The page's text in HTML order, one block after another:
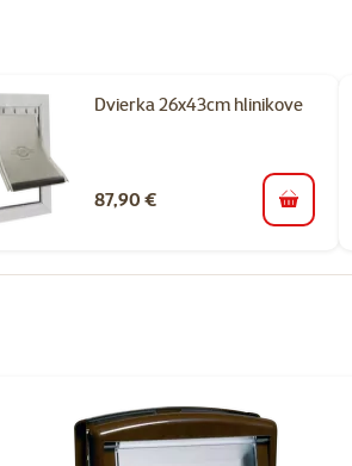
Dvierka 26x43cm hlinikove
87,90 € do košíka